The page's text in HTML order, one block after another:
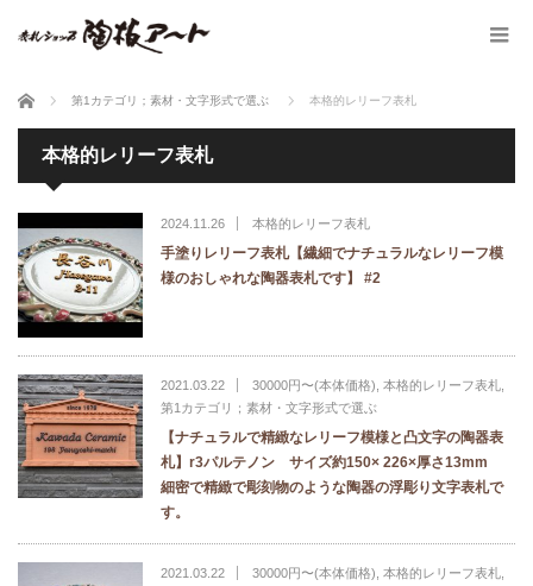
ホーム 第1カテゴリ；素材・文字形式で選ぶ 本格的レリーフ表札
本格的レリーフ表札
2024.11.26 本格的レリーフ表札
手塗りレリーフ表札【繊細でナチュラルなレリーフ模
様のおしゃれな陶器表札です】 #2
2021.03.22 30000円〜(本体価格) 本格的レリーフ表札,
第1カテゴリ；素材・文字形式で選ぶ
【ナチュラルで精緻なレリーフ模様と凸文字の陶器表
札】r3パルテノン サイズ約150× 226×厚さ13mm
細密で精緻で彫刻物のような陶器の浮彫り文字表札で
す。
2021.03.22 30000円〜(本体価格) 本格的レリーフ表札,